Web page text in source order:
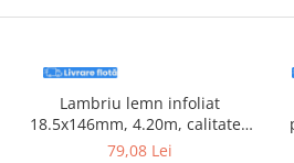
Lambriu lemn infoliat
18.5x146mm, 4.20m, calitatea
A, 3.6792 mp/pac, 6
79,08 Lei